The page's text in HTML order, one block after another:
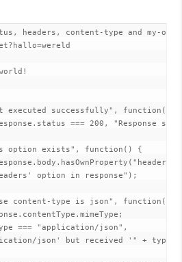
headers, content-type and my-own-
successfully", function() {
=== 200, "Response
option exists", function() {
option in response");
content-type is json", function() {
"application/json",
json' but received '" + type